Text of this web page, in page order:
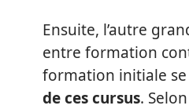
Ensuite, l’autre
entre formation
formation initiale
de ces cursus.